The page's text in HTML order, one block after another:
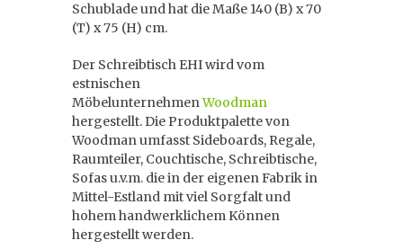
Schublade und hat die Maße 140 (B) x 70
(T) x 75 (H) cm.
Der Schreibtisch EHI wird vom
estnischen
MöbelunternehmenWoodman
hergestellt. Die Produktpalette von
Woodman umfasst Sideboards, Regale,
Raumteiler, Couchtische, Schreibtische,
Sofas u.v.m. die in der eigenen Fabrik in
Mittel-Estland mit viel Sorgfalt und
hohem handwerklichem Können
hergestellt werden.